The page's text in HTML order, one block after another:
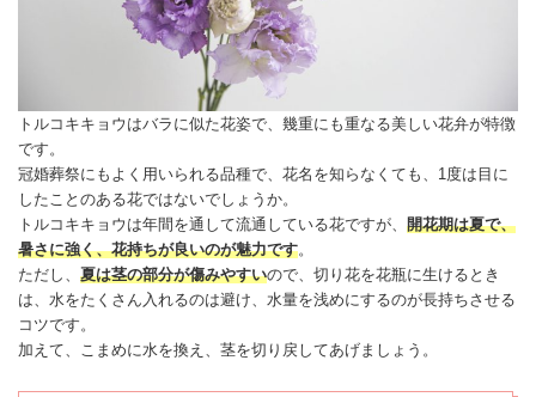
トルコキキョウ はバラに似た花姿で、幾重にも重なる美しい花弁が特徴
です。
冠婚葬祭にもよく用いられる品種で、花名を知らなくても、1度は目に
したことのある花ではないでしょうか。
トルコキキョウ は年間を通して流通している花ですが、 開花期は夏で、
暑さに強く、花持ちが良いのが魅力です。
ただし、 夏は茎の部分が傷みやすいので、切り花を花瓶に生けるとき
は、水をたくさん入れるのは避け、水量を浅めにするのが長持ちさせる
コツです。
加えて、こまめに水を換え、茎を切り戻してあげましょう。